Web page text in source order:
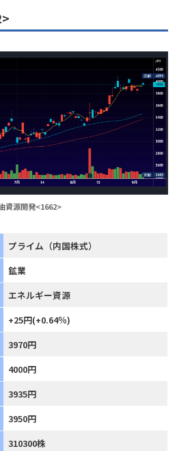
資源開発<1662>
プライム（内国株式）
鉱業
エネルギー資源
+25円(+0.64％)
3970円
4000円
3935円
3950円
310300株